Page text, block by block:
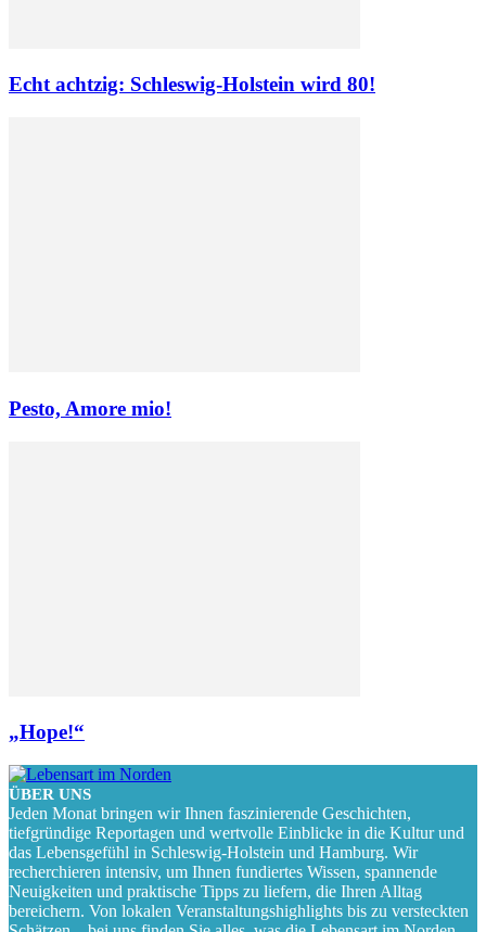
Echt achtzig: Schleswig-Holstein wird 80!
Pesto, Amore mio!
„Hope!“
ÜBER UNS
Jeden Monat bringen wir Ihnen faszinierende Geschichten,
tiefgründige Reportagen und wertvolle Einblicke in die Kultur und
das Lebensgefühl in Schleswig-Holstein und Hamburg. Wir
recherchieren intensiv, um Ihnen fundiertes Wissen, spannende
Neuigkeiten und praktische Tipps zu liefern, die Ihren Alltag
bereichern. Von lokalen Veranstaltungshighlights bis zu versteckten